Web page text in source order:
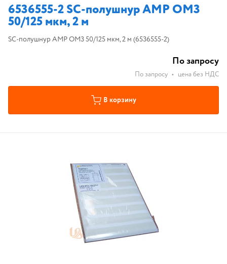
6536555-2 SС-полушнур AMP OM3
50/125 мкм, 2 м
SС-полушнур AMP OM3 50/125 мкм, 2 м (6536555-2)
По запросу
По запросу • цена без НДС
В корзину